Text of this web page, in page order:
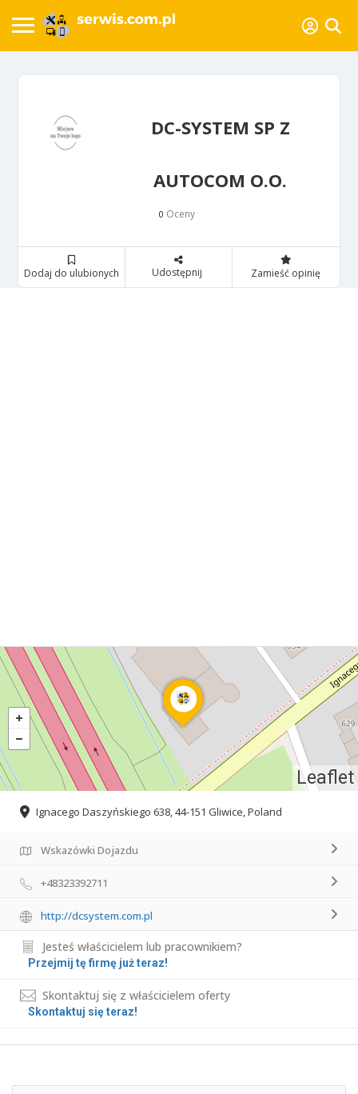
DC-SYSTEM SP Z
AUTOCOM O.O.
0 Oceny
Dodaj do ulubionych Udostępnij Zamieść opinię
Leaflet
Ignacego Daszyńskiego 638, 44-151 Gliwice, Poland
Wskazówki Dojazdu
+48323392711
http://dcsystem.com.pl
Jesteś właścicielem lub pracownikiem?
Przejmij tę firmę już teraz!
Skontaktuj się z właścicielem oferty
Skontaktuj się teraz!